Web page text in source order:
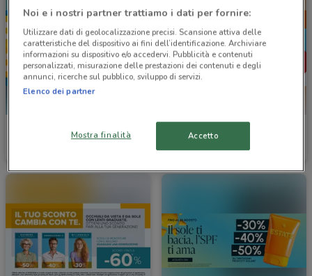
Ottica VistaSì Ottica VistaSì
Scade il 30/09
Noi e i nostri partner trattiamo i dati per fornire:
Utilizzare dati di geolocalizzazione precisi. Scansione attiva delle
caratteristiche del dispositivo ai fini dell’identificazione. Archiviare
informazioni su dispositivo e/o accedervi. Pubblicità e contenuti
personalizzati, misurazione delle prestazioni dei contenuti e degli
annunci, ricerche sul pubblico, sviluppo di servizi.
Elenco dei partner
Mostra finalità Accetto